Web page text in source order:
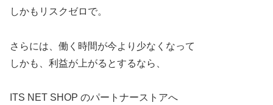
しかもリスクゼロで。
さらには、働く時間が今より少なくなって
しかも、利益が上がるとするなら、
ITS NET SHOP のパートナーストアへ